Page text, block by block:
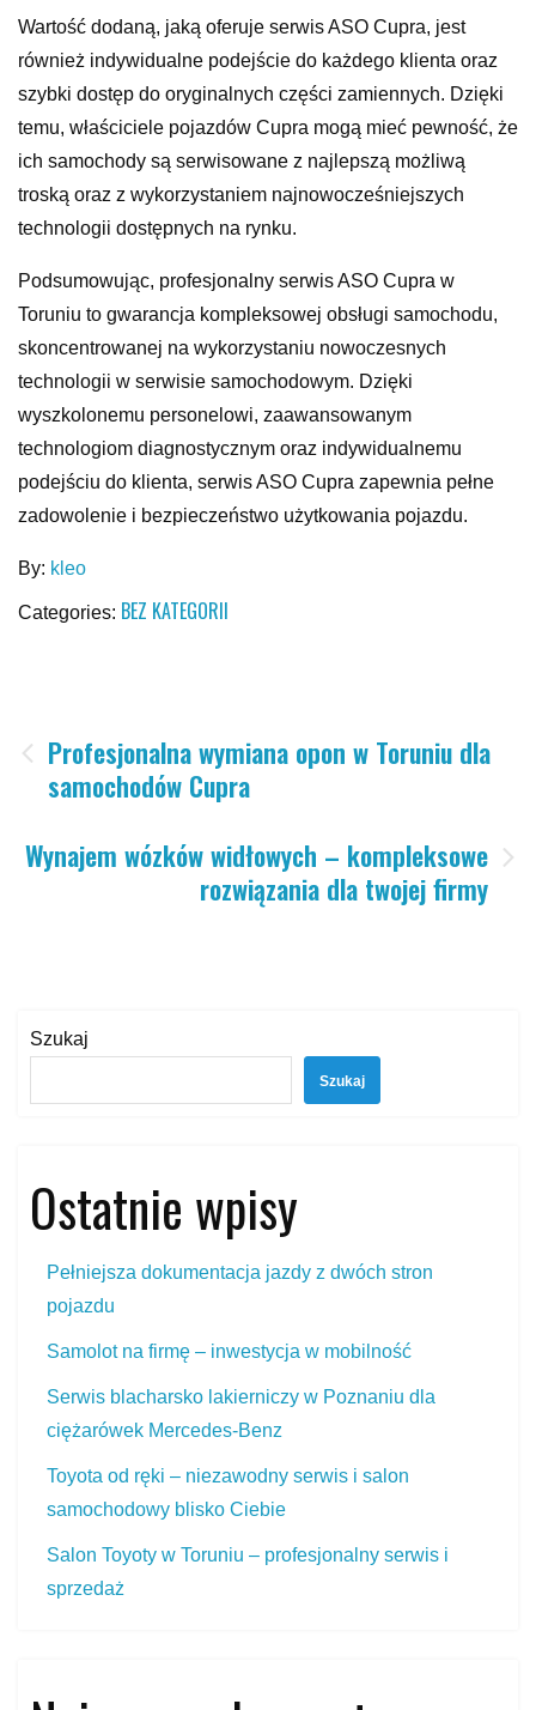
Wartość dodaną, jaką oferuje serwis ASO Cupra, jest
również indywidualne podejście do każdego klienta oraz
szybki dostęp do oryginalnych części zamiennych. Dzięki
temu, właściciele pojazdów Cupra mogą mieć pewność, że
ich samochody są serwisowane z najlepszą możliwą
troską oraz z wykorzystaniem najnowocześniejszych
technologii dostępnych na rynku.
Podsumowując, profesjonalny serwis ASO Cupra w
Toruniu to gwarancja kompleksowej obsługi samochodu,
skoncentrowanej na wykorzystaniu nowoczesnych
technologii w serwisie samochodowym. Dzięki
wyszkolonemu personelowi, zaawansowanym
technologiom diagnostycznym oraz indywidualnemu
podejściu do klienta, serwis ASO Cupra zapewnia pełne
zadowolenie i bezpieczeństwo użytkowania pojazdu.
By: kleo
Categories: BEZ KATEGORII
Nawigacja
wpisu
Profesjonalna wymiana opon w Toruniu dla
samochodów Cupra
Wynajem wózków widłowych – kompleksowe
rozwiązania dla twojej firmy
Szukaj
Szukaj
Ostatnie wpisy
Pełniejsza dokumentacja jazdy z dwóch stron
pojazdu
Samolot na firmę – inwestycja w mobilność
Serwis blacharsko lakierniczy w Poznaniu dla
ciężarówek Mercedes‑Benz
Toyota od ręki – niezawodny serwis i salon
samochodowy blisko Ciebie
Salon Toyoty w Toruniu – profesjonalny serwis i
sprzedaż